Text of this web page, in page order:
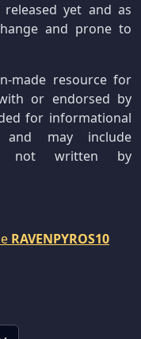
yet and as
and prone to
made resource for
or endorsed by
for informational
and may include
not written by
RAVENPYROS10